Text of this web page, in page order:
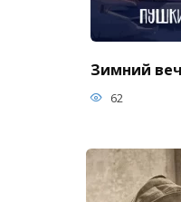
Зимний
62